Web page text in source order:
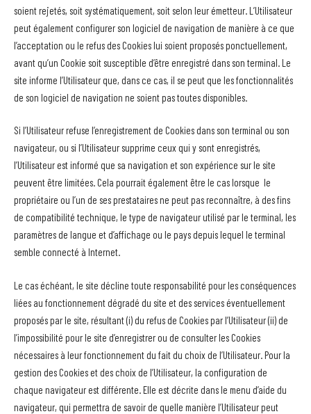
soient rejetés, soit systématiquement, soit selon leur émetteur. L’Utilisateur
peut également configurer son logiciel de navigation de manière à ce que
l’acceptation ou le refus des Cookies lui soient proposés ponctuellement,
avant qu’un Cookie soit susceptible d’être enregistré dans son terminal. Le
site informe l’Utilisateur que, dans ce cas, il se peut que les fonctionnalités
de son logiciel de navigation ne soient pas toutes disponibles.
Si l’Utilisateur refuse l’enregistrement de Cookies dans son terminal ou son
navigateur, ou si l’Utilisateur supprime ceux qui y sont enregistrés,
l’Utilisateur est informé que sa navigation et son expérience sur le site
peuvent être limitées. Cela pourrait également être le cas lorsque le
propriétaire ou l’un de ses prestataires ne peut pas reconnaître, à des fins
de compatibilité technique, le type de navigateur utilisé par le terminal, les
paramètres de langue et d’affichage ou le pays depuis lequel le terminal
semble connecté à Internet.
Le cas échéant, le site décline toute responsabilité pour les conséquences
liées au fonctionnement dégradé du site et des services éventuellement
proposés par le site, résultant (i) du refus de Cookies par l’Utilisateur (ii) de
l’impossibilité pour le site d’enregistrer ou de consulter les Cookies
nécessaires à leur fonctionnement du fait du choix de l’Utilisateur. Pour la
gestion des Cookies et des choix de l’Utilisateur, la configuration de
chaque navigateur est différente. Elle est décrite dans le menu d’aide du
navigateur, qui permettra de savoir de quelle manière l’Utilisateur peut